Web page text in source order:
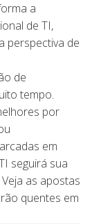
a
de TI,
perspectiva de
de
tempo.
por
em
seguirá sua
as apostas
quentes em